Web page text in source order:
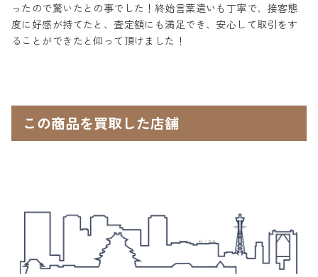
ったので驚いたとの事でした！終始言葉遣いも丁寧で、接客態
度に好感が持てたと、査定額にも満足でき、安心して取引をす
ることができたと仰って頂けました！
この商品を買取した店舗